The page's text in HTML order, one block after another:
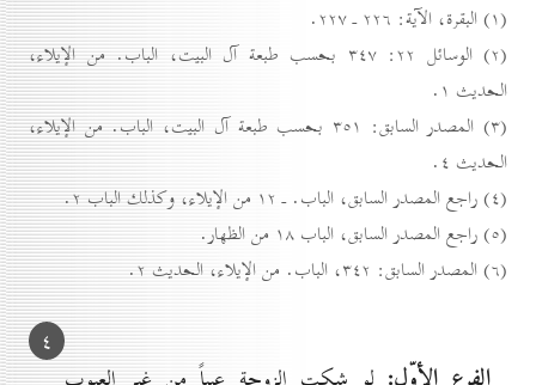
(۱) البقرة، الآية: ۲۲٦ ـ ۲۲۷.
(۲) الوسائل ۲۲: ۳٤۷ بحسب طبعة آل البيت، الباب. من الإيلاء،
الحديث ۱.
(۳) المصدر السابق: ۳٥۱ بحسب طبعة آل البيت، الباب. من الإيلاء،
الحديث ٤.
(٤) راجع المصدر السابق، الباب. ـ ۱۲ من الإيلاء، وكذلك الباب ۲.
(٥) راجع المصدر السابق، الباب ۱۸ من الظهار.
(٦) المصدر السابق: ۳٤۲، الباب. من الإيلاء، الحديث ۲.
٤